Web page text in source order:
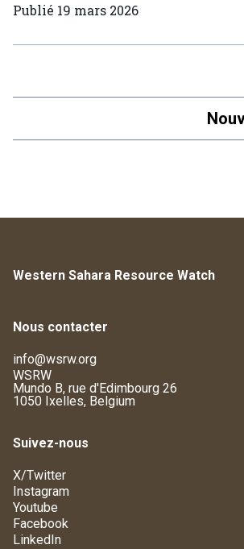
Publié 19 mars 2026
Western Sahara Resource Watch
Nous contacter
info@wsrw.org
WSRW
Mundo B, rue d'Edimbourg 26
1050 Ixelles, Belgium
Suivez-nous
X/Twitter
Instagram
Youtube
Facebook
LinkedIn